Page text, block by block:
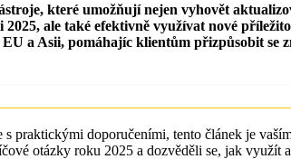
které umožňují nejen vyhovět
ale také efektivně využívat nové
a Asii, pomáhajíc klientům přizpůsobit se
s praktickými doporučeními, tento článek je
otázky roku 2025 a dozvěděli se, jak využít